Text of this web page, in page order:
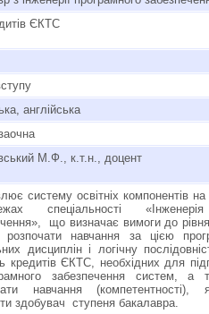
ЄКТС
англійська
М.Ф., к.т.н., доцент
систему освітніх компонентів на
спеціальності «Інженерія
що визначає вимоги до рівня
розпочати навчання за цією
дисциплін і логічну
кредитів ЄКТС, необхідних для
забезпечення систем, а
навчання (компетентності),
здобувач ступеня бакалавра.